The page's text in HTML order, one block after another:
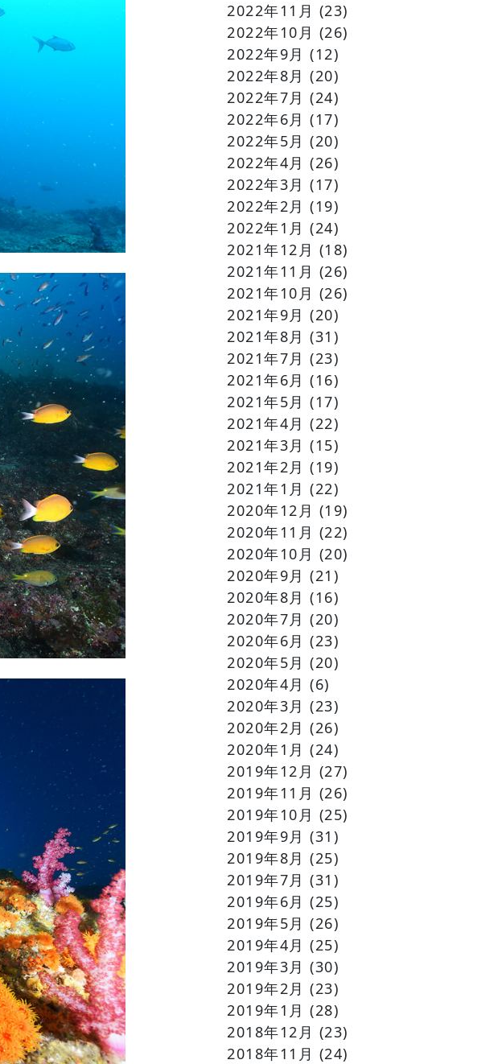
2022年11月 (23)
2022年10月 (26)
2022年9月 (12)
2022年8月 (20)
2022年7月 (24)
2022年6月 (17)
2022年5月 (20)
2022年4月 (26)
2022年3月 (17)
2022年2月 (19)
2022年1月 (24)
2021年12月 (18)
2021年11月 (26)
2021年10月 (26)
2021年9月 (20)
2021年8月 (31)
2021年7月 (23)
2021年6月 (16)
2021年5月 (17)
2021年4月 (22)
2021年3月 (15)
2021年2月 (19)
2021年1月 (22)
2020年12月 (19)
2020年11月 (22)
2020年10月 (20)
2020年9月 (21)
2020年8月 (16)
2020年7月 (20)
2020年6月 (23)
2020年5月 (20)
2020年4月 (6)
2020年3月 (23)
2020年2月 (26)
2020年1月 (24)
2019年12月 (27)
2019年11月 (26)
2019年10月 (25)
2019年9月 (31)
2019年8月 (25)
2019年7月 (31)
2019年6月 (25)
2019年5月 (26)
2019年4月 (25)
2019年3月 (30)
2019年2月 (23)
2019年1月 (28)
2018年12月 (23)
2018年11月 (24)